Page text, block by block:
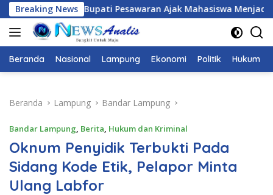
Langsung
ke
konten
Breaking News
Ajak Mahasiswa Menjadi Pemimpin Adaptif,
Beranda Nasional Lampung Ekonomi Politik Hukum
Beranda Lampung Bandar Lampung
Bandar Lampung, Berita, Hukum dan Kriminal
Oknum Penyidik Terbukti Pada
Sidang Kode Etik, Pelapor Minta
Ulang Labfor